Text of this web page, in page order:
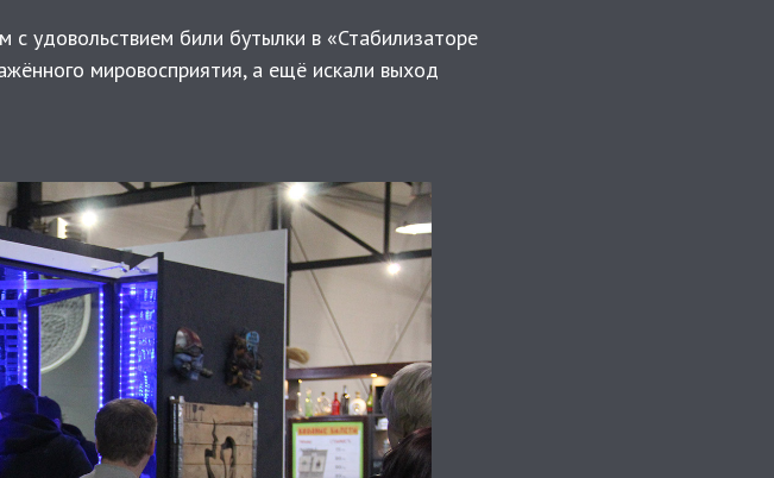
с удовольствием били бутылки в «Стабилизаторе
мировосприятия, а ещё искали выход